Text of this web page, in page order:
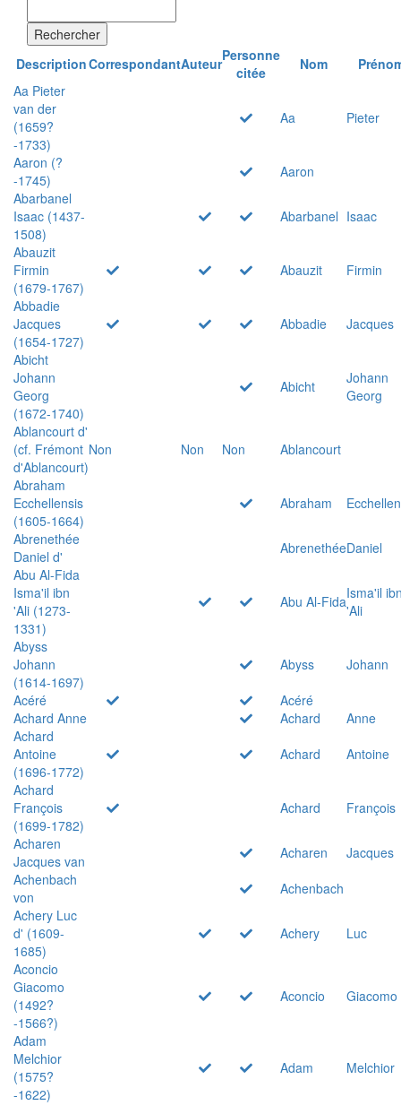
Rechercher
DescriptionCorrespondantAuteurPersonne
citée
Nom
Aa Pieter
van der
(1659?
-1733)
Aa Pieter
Aaron (?
-1745)
Aaron
Abarbanel
Isaac (1437-
1508)
Abarbanel Isaac
Abauzit
Firmin
(1679-1767)
Abauzit
Firmin
Abbadie
Jacques
(1654-1727)
Abbadie
Jacques
Abicht
Johann
Georg
(1672-1740)
Abicht
Johann
Georg
Ablancourt d'
(cf. Frémont
d'Ablancourt)
Non Non Non
Ablancourt
Abraham
Ecchellensis
(1605-1664)
Abraham
Abrenethée
Daniel d'
AbrenethéeDaniel
Abu Al-Fida
Isma'il ibn
'Ali (1273-
1331)
Abu Al-FidaIsma'il
'Ali
Abyss
Johann
(1614-1697)
Abyss
Johann
Acéré
Acéré
Achard Anne
Achard
Anne
Achard
Antoine
(1696-1772)
Achard
Antoine
Achard
François
(1699-1782)
Achard
François
Acharen
Jacques van
Acharen
Jacques
Achenbach
von
Achenbach
Achery Luc
d' (1609-
1685)
Achery
Luc
Aconcio
Giacomo
(1492?
-1566?)
Aconcio Giacomo
Adam
Melchior
(1575?
-1622)
Adam Melchior